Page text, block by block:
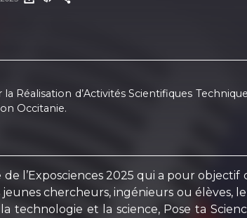
Réalisation d’Activités Scientifiques
Occitanie.
l’Exposciences 2025 qui a pour
jeunes chercheurs, ingénieurs ou
technologie et la science, Pose ta